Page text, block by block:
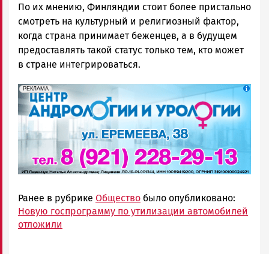
По их мнению, Финляндии стоит более пристально
смотреть на культурный и религиозный фактор,
когда страна принимает беженцев, а в будущем
предоставлять такой статус только тем, кто может
в стране интегрироваться.
erid: 2SDnjek5YUa
РЕКЛАМА
Реклама
Ранее в рубрике Общество было опубликовано:
Новую госпрограмму по утилизации автомобилей
отложили